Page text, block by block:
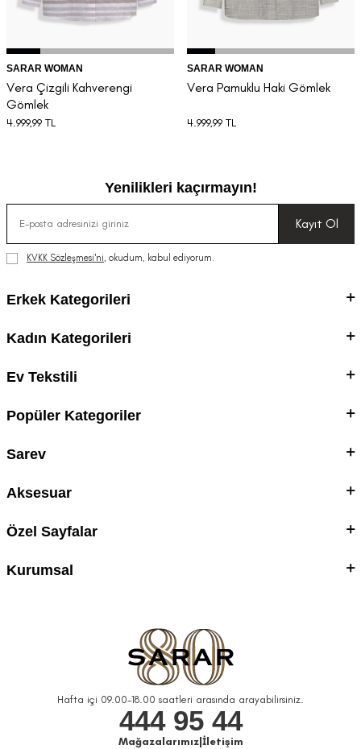
SARAR WOMAN
Vera Çizgili Kahverengi
Gömlek
4.999,99 TL
SARAR WOMAN
Vera Pamuklu Haki Gömlek
4.999,99 TL
Yenilikleri kaçırmayın!
Kayıt Ol
KVKK Sözleşmesi'ni, okudum, kabul ediyorum.
Erkek Kategorileri
Kadın Kategorileri
Ev Tekstili
Popüler Kategoriler
Sarev
Aksesuar
Özel Sayfalar
Kurumsal
Hafta içi 09.00-18.00 saatleri arasında arayabilirsiniz.
444 95 44
Mağazalarımız| İletişim